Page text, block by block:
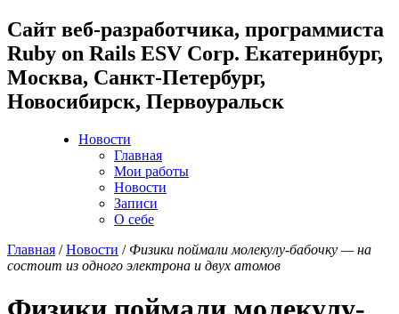
Cайт веб-разработчика, программиста
Ruby on Rails ESV Corp. Екатеринбург,
Москва, Санкт-Петербург,
Новосибирск, Первоуральск
Новости
Главная
Мои работы
Новости
Записи
О себе
Главная /Новости / Физики поймали молекулу-бабочку — на
состоит из одного электрона и двух атомов